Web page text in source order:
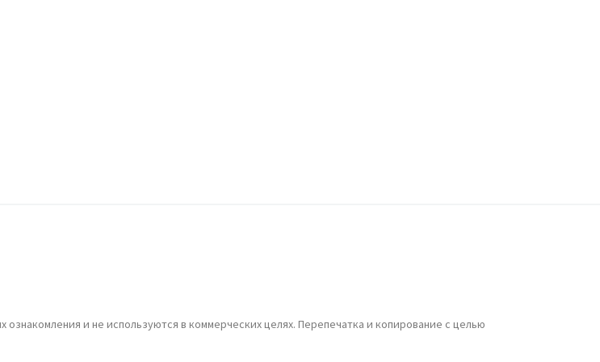
и не используются в коммерческих целях. Перепечатка и копирование с целью